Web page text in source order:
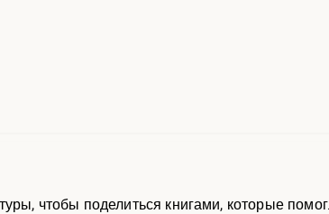
чтобы поделиться книгами, которые